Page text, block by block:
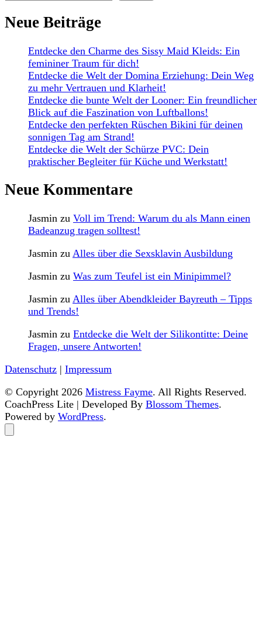
Neue Beiträge
Entdecke den Charme des Sissy Maid Kleids: Ein
femininer Traum für dich!
Entdecke die Welt der Domina Erziehung: Dein Weg
zu mehr Vertrauen und Klarheit!
Entdecke die bunte Welt der Looner: Ein freundlicher
Blick auf die Faszination von Luftballons!
Entdecke den perfekten Rüschen Bikini für deinen
sonnigen Tag am Strand!
Entdecke die Welt der Schürze PVC: Dein
praktischer Begleiter für Küche und Werkstatt!
Neue Kommentare
Jasmin zu Voll im Trend: Warum du als Mann einen
Badeanzug tragen solltest!
Jasmin zu Alles über die Sexsklavin Ausbildung
Jasmin zu Was zum Teufel ist ein Minipimmel?
Jasmin zu Alles über Abendkleider Bayreuth – Tipps
und Trends!
Jasmin zu Entdecke die Welt der Silikontitte: Deine
Fragen, unsere Antworten!
Datenschutz | Impressum
© Copyright 2026 Mistress Fayme. All Rights Reserved.
CoachPress Lite | Developed By Blossom Themes.
Powered by WordPress.